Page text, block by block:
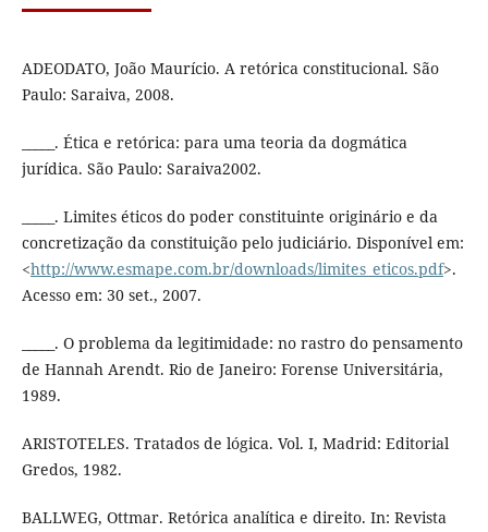
ADEODATO, João Maurício. A retórica constitucional. São
Paulo: Saraiva, 2008.
_____. Ética e retórica: para uma teoria da dogmática
jurídica. São Paulo: Saraiva2002.
_____. Limites éticos do poder constituinte originário e da
concretização da constituição pelo judiciário. Disponível em:
<http://www.esmape.com.br/downloads/limites_eticos.pdf>.
Acesso em: 30 set., 2007.
_____. O problema da legitimidade: no rastro do pensamento
de Hannah Arendt. Rio de Janeiro: Forense Universitária,
1989.
ARISTOTELES. Tratados de lógica. Vol. I, Madrid: Editorial
Gredos, 1982.
BALLWEG, Ottmar. Retórica analítica e direito. In: Revista